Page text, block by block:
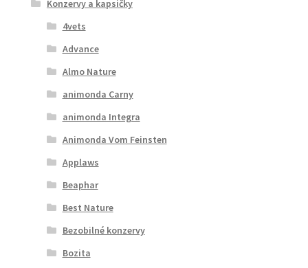
Konzervy a kapsičky
4vets
Advance
Almo Nature
animonda Carny
animonda Integra
Animonda Vom Feinsten
Applaws
Beaphar
Best Nature
Bezobilné konzervy
Bozita